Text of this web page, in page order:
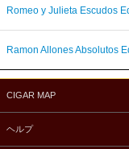
Romeo y Julieta Escudos
Ramon Allones Absolutos
CIGAR MAP
ヘルプ